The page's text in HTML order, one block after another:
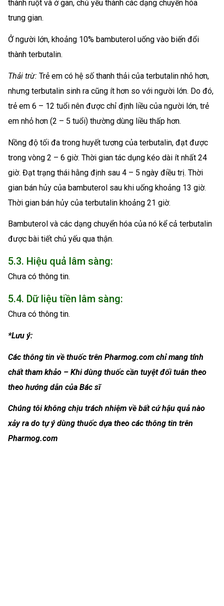
thành ruột và ở gan, chủ yếu thành các dạng chuyển hóa
trung gian.
Ở người lớn, khoảng 10% bambuterol uống vào biến đổi
thành terbutalin.
Thải trừ: Trẻ em có hệ số thanh thải của terbutalin nhỏ hơn,
nhưng terbutalin sinh ra cũng ít hơn so với người lớn. Do đó,
trẻ em 6 – 12 tuổi nên được chỉ định liều của người lớn, trẻ
em nhỏ hơn (2 – 5 tuổi) thường dùng liều thấp hơn.
Nồng độ tối đa trong huyết tương của terbutalin, đạt được
trong vòng 2 – 6 giờ. Thời gian tác dụng kéo dài ít nhất 24
giờ. Đạt trạng thái hằng định sau 4 – 5 ngày điều trị. Thời
gian bán hủy của bambuterol sau khi uống khoảng 13 giờ.
Thời gian bán hủy của terbutalin khoảng 21 giờ.
Bambuterol và các dạng chuyển hóa của nó kể cả terbutalin
được bài tiết chủ yếu qua thận.
5.3. Hiệu quả lâm sàng:
Chưa có thông tin.
5.4. Dữ liệu tiền lâm sàng:
Chưa có thông tin.
*Lưu ý:
Các thông tin về thuốc trên Pharmog.com chỉ mang tính
chất tham khảo – Khi dùng thuốc cần tuyệt đối tuân theo
theo hướng dẫn của Bác sĩ
Chúng tôi không chịu trách nhiệm về bất cứ hậu quả nào
xảy ra do tự ý dùng thuốc dựa theo các thông tin trên
Pharmog.com